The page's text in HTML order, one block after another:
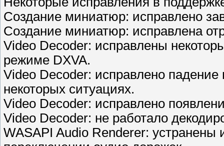
Создание миниатюр: исправлено
Создание миниатюр: исправлена
Video Decoder: исправлены
режиме DXVA.
Video Decoder: исправлено
некоторых ситуациях.
Video Decoder: исправлено
Video Decoder: не работало
WASAPI Audio Renderer: устранены